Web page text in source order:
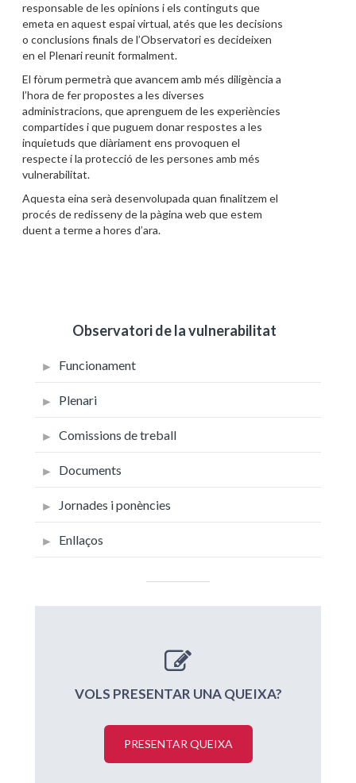
responsable de les opinions i els continguts que
emeta en aquest espai virtual, atés que les decisions
o conclusions finals de l’Observatori es decideixen
en el Plenari reunit formalment.
El fòrum permetrà que avancem amb més diligència a
l’hora de fer propostes a les diverses
administracions, que aprenguem de les experiències
compartides i que puguem donar respostes a les
inquietuds que diàriament ens provoquen el
respecte i la protecció de les persones amb més
vulnerabilitat.
Aquesta eina serà desenvolupada quan finalitzem el
procés de redisseny de la pàgina web que estem
duent a terme a hores d’ara.
Observatori de la vulnerabilitat
Funcionament
Plenari
Comissions de treball
Documents
Jornades i ponències
Enllaços
VOLS PRESENTAR UNA QUEIXA?
PRESENTAR QUEIXA